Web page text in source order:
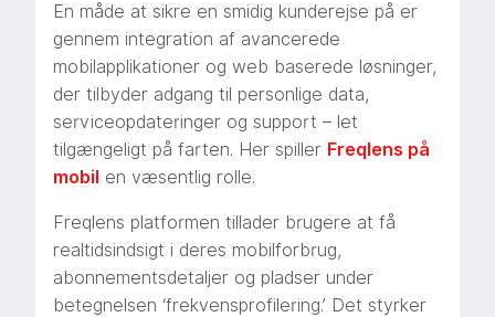
En måde at sikre en smidig kunderejse på er
gennem integration af avancerede
mobilapplikationer og web baserede løsninger,
der tilbyder adgang til personlige data,
serviceopdateringer og support – let
tilgængeligt på farten. Her spiller Freqlens på
mobil en væsentlig rolle.
Freqlens platformen tillader brugere at få
realtidsindsigt i deres mobilforbrug,
abonnementsdetaljer og pladser under
betegnelsen ‘frekvensprofilering.’ Det styrker